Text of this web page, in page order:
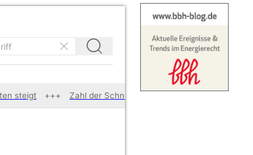
Zahl der Schnellladepunkte steigt weiter